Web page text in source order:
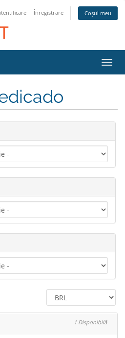
Înregistrare Coșul meu
1 Disponibilă